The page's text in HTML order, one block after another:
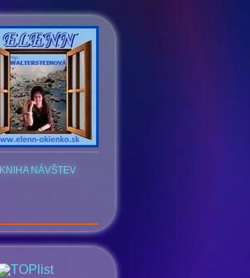
KNIHA NÁVŠTEV